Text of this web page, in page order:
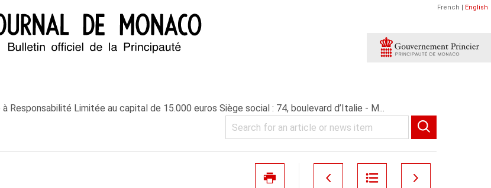
French | English
Responsabilité Limitée au capital de 15.000 euros Siège social : 74, boulevard d’Italie - M...